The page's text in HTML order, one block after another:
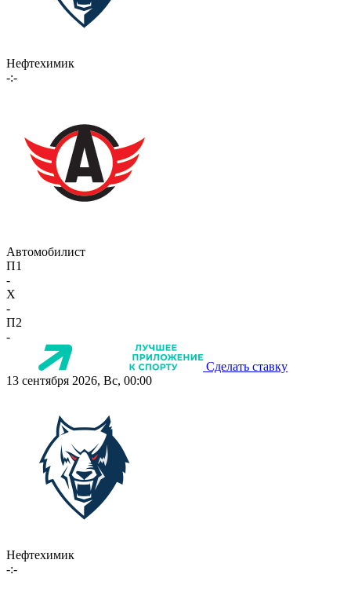
Нефтехимик
-:-
Автомобилист
П1
-
X
-
П2
-
Сделать ставку
13 сентября 2026, Вс, 00:00
Нефтехимик
-:-